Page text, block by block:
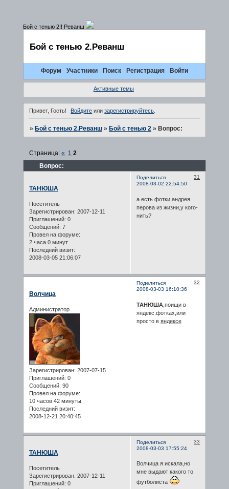
Бой с тенью 2!! Реванш
Бой с тенью 2.Реванш
Форум Участники Поиск Регистрация Войти
Активные темы
Привет, Гость! Войдите илизарегистрируйтесь.
» Бой с тенью 2.Реванш » Бой с тенью 2 » Вопрос:
Вопрос:
Страница: « 1 2
Поделиться
31
2008-03-02 22:54:50
ТАНЮША
Посетитель
Зарегистрирован: 2007-12-11
Приглашений: 0
Сообщений: 7
Провел на форуме:
2 часа 0 минут
Последний визит:
2008-03-05 21:06:07
а есть фотки,андрея
перова из жизни,у кого-
нить?
Поделиться
32
2008-03-03 16:10:36
Волчица
Администратор
Зарегистрирован: 2007-07-15
Приглашений: 0
Сообщений: 90
Провел на форуме:
10 часов 42 минуты
Последний визит:
2008-12-21 20:40:45
ТАНЮША,поищи в
яндекс.фотках,или
просто в яндексе
Поделиться
33
2008-03-03 17:55:24
ТАНЮША
Посетитель
Зарегистрирован: 2007-12-11
Приглашений: 0
Волчица я искала,но
мне выдают какого то
футболиста